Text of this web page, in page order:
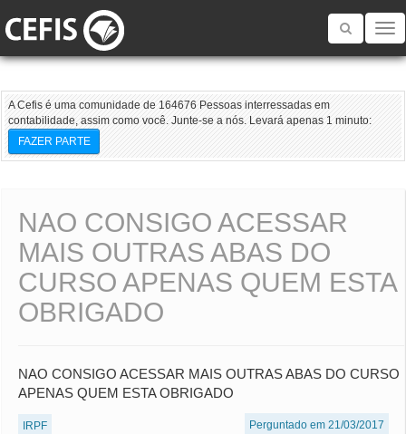
Toggle
A Cefis é uma comunidade de 164676 Pessoas interressadas em
contabilidade, assim como você. Junte-se a nós. Levará apenas 1 minuto:
FAZER PARTE
NAO CONSIGO ACESSAR
MAIS OUTRAS ABAS DO
CURSO APENAS QUEM ESTA
OBRIGADO
NAO CONSIGO ACESSAR MAIS OUTRAS ABAS DO CURSO
APENAS QUEM ESTA OBRIGADO
IRPF Perguntado em 21/03/2017